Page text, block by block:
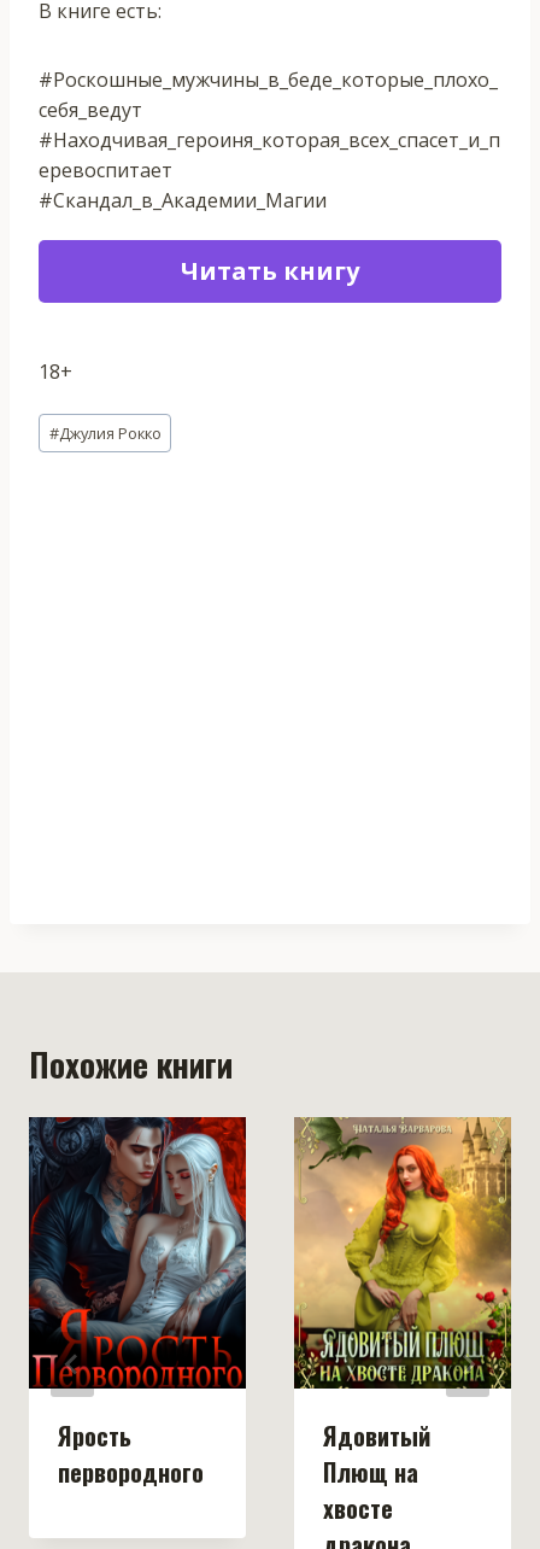
В книге есть:
#Роскошные_мужчины_в_беде_которые_плохо_
себя_ведут
#Находчивая_героиня_которая_всех_спасет_и_п
еревоспитает
#Скандал_в_Академии_Магии
Читать книгу
18+
Метки
записи:
#Джулия Рокко
Похожие книги
Ярость
первородного
Ядовитый
Плющ на
хвосте